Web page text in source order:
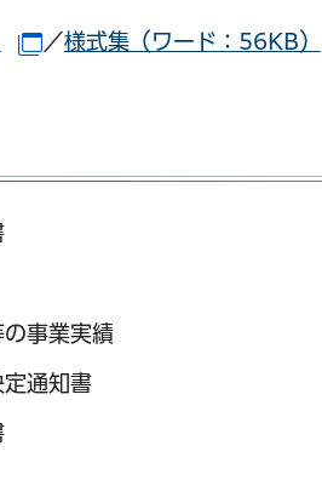
（別ウインドウで開きます）
／様式集（ワード：56KB）
の事業実績
定通知書